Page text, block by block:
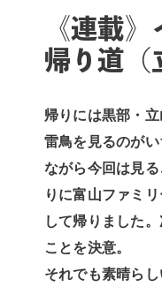
《連載
帰り道（
帰りには黒部・立
雷鳥を見るのが
ながら今回は見
りに富山ファミ
して帰りました
ことを決意。
それでも素晴ら